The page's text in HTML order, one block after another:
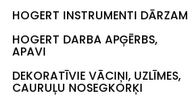
HOGERT INSTRUMENTI DĀRZAM
HOGERT DARBA APĢĒRBS,
APAVI
DEKORATĪVIE VĀCIŅI, UZLĪMES,
CAURUĻU NOSEGKORĶI